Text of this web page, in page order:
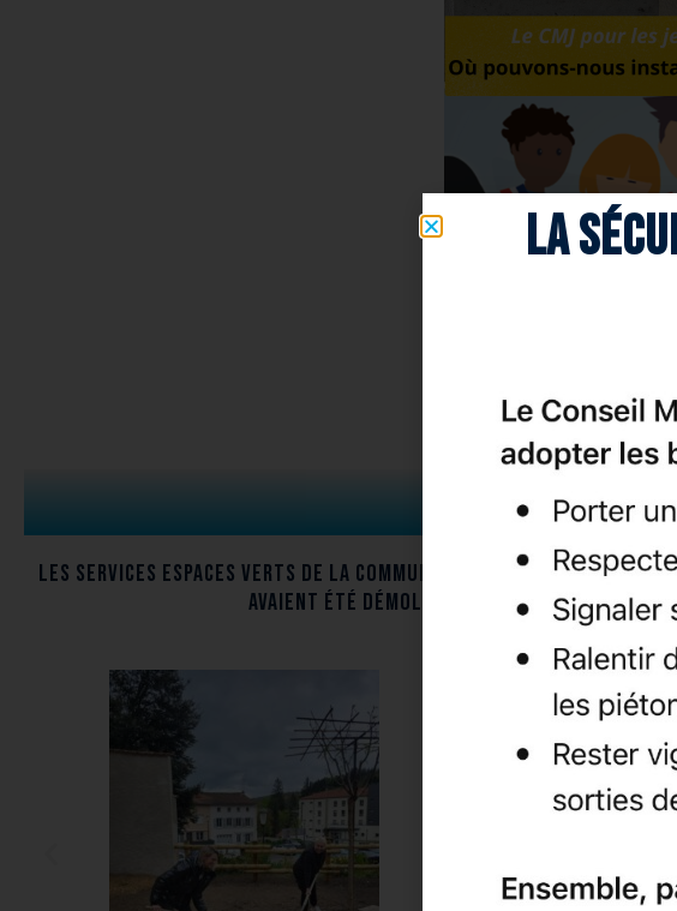
projets
Les services Espaces Verts de la commune ont procédé à un
avaient été démolis. Les jeunes du CMJ ont
Et tout le monde a
La